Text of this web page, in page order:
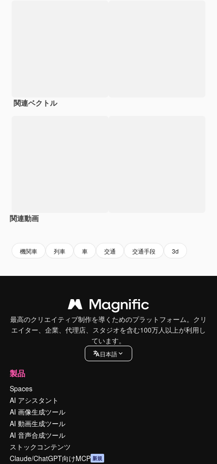
関連ベクトル
関連動画
機関車 列車 車 交通 交通手段 3d
最高のクリエイティブ制作を導くためのプラットフォーム。クリ
エイター、企業、代理店、スタジオを含む100万人以上が利用し
ています。
日本語
製品
Spaces
AI アシスタント
AI 画像生成ツール
AI 動画生成ツール
AI 音声合成ツール
ストックコンテンツ
Claude/ChatGPT向けMCP 新規